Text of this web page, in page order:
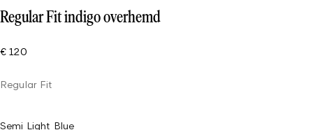
Regular Fit indigo overhemd
€ 120
Regular Fit
Semi Light Blue